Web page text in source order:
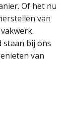
Of het nu
van
staan bij ons
van